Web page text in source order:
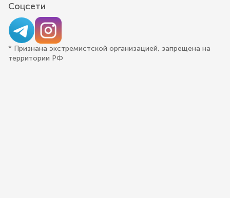
Соцсети
* Признана экстремистской организацией, запрещена на
территории РФ